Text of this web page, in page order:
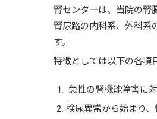
腎センターは、当院の腎
腎尿路の内科系、外科系
す。
特徴としては以下の各項
急性の腎機能障害に
検尿異常から始まり